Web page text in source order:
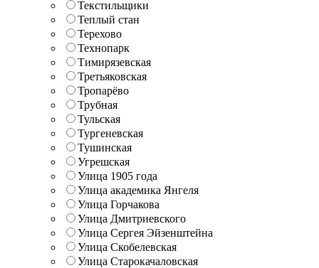
Текстильщики
Теплый стан
Терехово
Технопарк
Тимирязевская
Третьяковская
Тропарёво
Трубная
Тульская
Тургеневская
Тушинская
Угрешская
Улица 1905 года
Улица академика Янгеля
Улица Горчакова
Улица Дмитриевского
Улица Сергея Эйзенштейна
Улица Скобелевская
Улица Старокачаловская